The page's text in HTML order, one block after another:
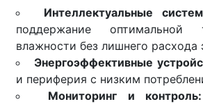
Интеллектуальные
поддержание оптимальной
влажности без лишнего расхода
Энергоэффективные
и периферия с низким
Мониторинг и контроль: